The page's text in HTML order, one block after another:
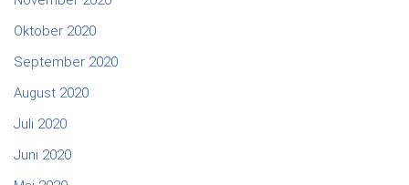
Oktober 2020
September 2020
August 2020
Juli 2020
Juni 2020